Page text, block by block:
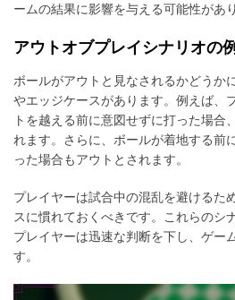
ームの結果に影響を与える可能性があ
アウトオブプレイシナリオの
ボールがアウトと見なされるかどうか
やエッジケースがあります。例えば、
トを越える前に意図せずに打った場合
れます。さらに、ボールが着地する前
った場合もアウトとされます。
プレイヤーは試合中の混乱を避けるた
スに慣れておくべきです。これらのシ
プレイヤーは迅速な判断を下し、ゲー
す。